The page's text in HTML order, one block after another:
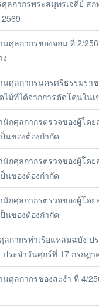
ลกากรพระสมุทรเจดีย์ ส
ศุลกากรช่องจอม ที่ 2/
ศุลกากรนครศรีธรรมราช
ม้ที่ได้จากการตัดโค่นใน
กศุลกากรตรวจของผู้โดย
นของต้องกำกัด
กศุลกากรตรวจของผู้โดย
นของต้องกำกัด
กศุลกากรตรวจของผู้โดย
นของต้องกำกัด
กากรท่าเรือแหลมฉบัง ป
ประจำวันศุกร์ที่ 17 กรกฎา
ศุลกากรช่องสะงำ ที่ 4/